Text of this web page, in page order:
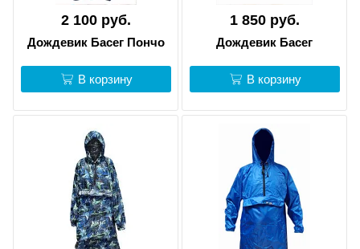
2 100 руб.
Дождевик Басег Пончо
В корзину
1 850 руб.
Дождевик Басег
В корзину